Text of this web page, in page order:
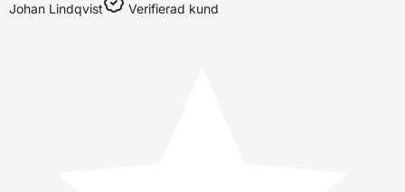
Johan Lindqvist Verifierad kund